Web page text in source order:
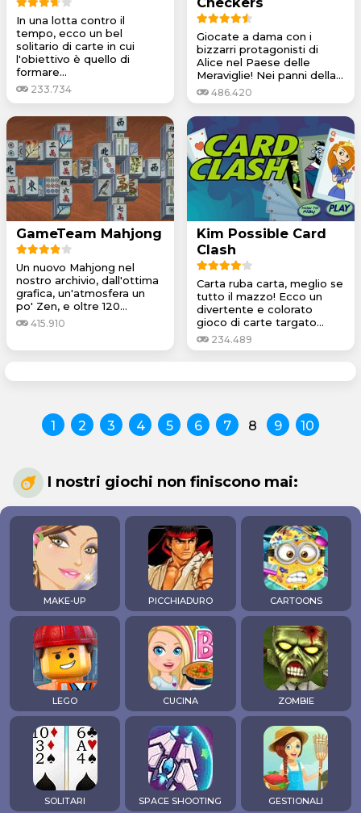
In una lotta contro il
tempo, ecco un bel
solitario di carte in cui
l'obiettivo è quello di
formare...
233.734
Giocate a dama con i
bizzarri protagonisti di
Alice nel Paese delle
Meraviglie! Nei panni della...
486.420
GameTeam Mahjong
Un nuovo Mahjong nel
nostro archivio, dall'ottima
grafica, un'atmosfera un
po' Zen, e oltre 120...
415.910
Kim Possible Card
Clash
Carta ruba carta, meglio se
tutto il mazzo! Ecco un
divertente e colorato
gioco di carte targato...
234.489
1 2 3 4 5 6 7 8 9 10
I nostri giochi non finiscono mai:
MAKE-UP PICCHIADURO CARTOONS
LEGO CUCINA ZOMBIE
SOLITARI SPACE SHOOTING GESTIONALI